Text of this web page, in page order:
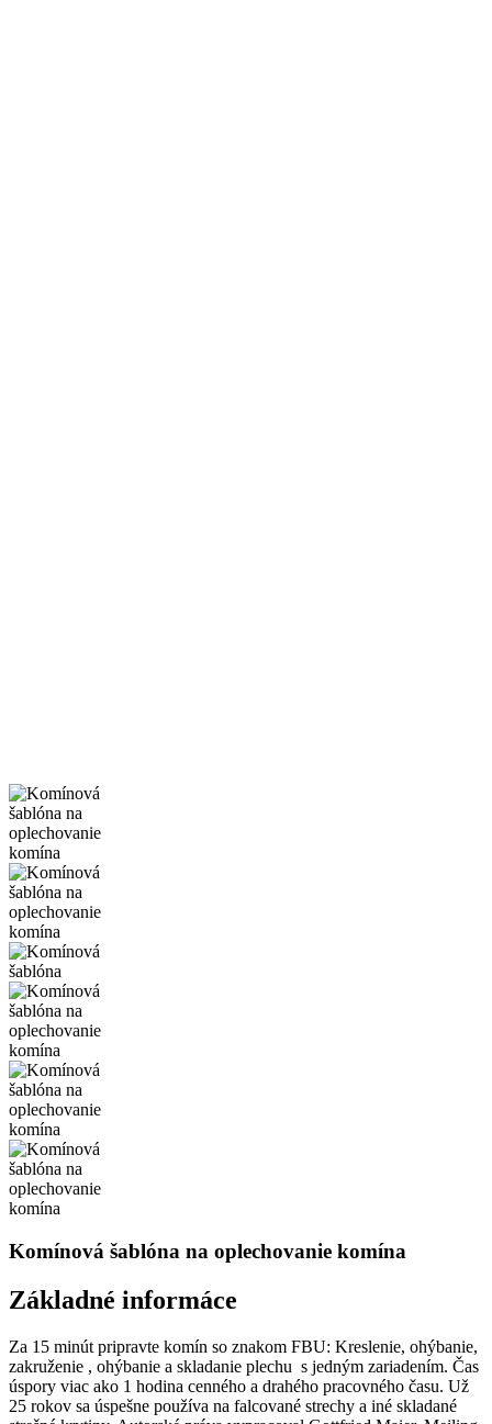
Komínová šablóna na oplechovanie komína
Základné informáce
Za 15 minút pripravte komín so znakom FBU: Kreslenie, ohýbanie,
zakruženie , ohýbanie a skladanie plechu s jedným zariadením. Čas
úspory viac ako 1 hodina cenného a drahého pracovného času. Už
25 rokov sa úspešne používa na falcované strechy a iné skladané